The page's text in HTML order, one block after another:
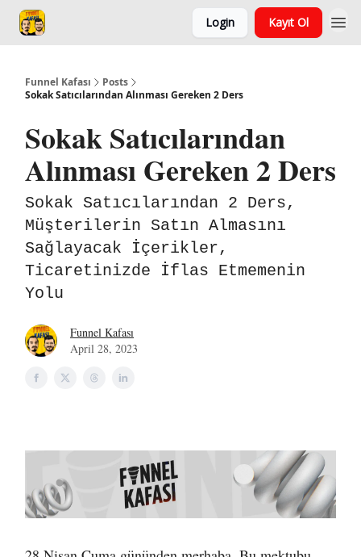
Login Kayıt Ol
Funnel Kafası
Posts
Sokak Satıcılarından Alınması Gereken 2 Ders
Sokak Satıcılarından
Alınması Gereken 2 Ders
Sokak Satıcılarından 2 Ders,
Müşterilerin Satın Almasını
Sağlayacak İçerikler,
Ticaretinizde İflas Etmemenin
Yolu
Funnel Kafası
April 28, 2023